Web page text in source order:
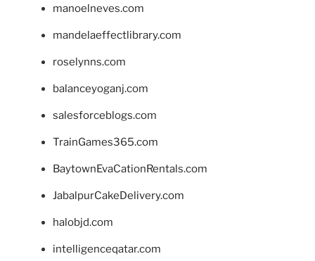
manoelneves.com
mandelaeffectlibrary.com
roselynns.com
balanceyoganj.com
salesforceblogs.com
TrainGames365.com
BaytownEvaCationRentals.com
JabalpurCakeDelivery.com
halobjd.com
intelligenceqatar.com